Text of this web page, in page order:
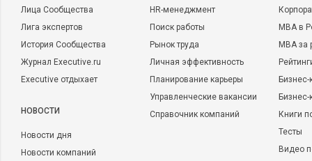
Лица Сообщества
Лига экспертов
История Сообщества
Журнал Executive.ru
Executive отдыхает
НОВОСТИ
Новости дня
Новости компаний
HR-менеджмент
Поиск работы
Рынок труда
Личная эффективность
Планирование карьеры
Управленческие вакансии
Справочник компаний
MBA в
MBA
Бизнес-
Книги
Тесты
Видео